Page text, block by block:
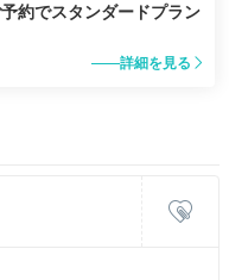
約でスタンダードプラン
詳細を見る